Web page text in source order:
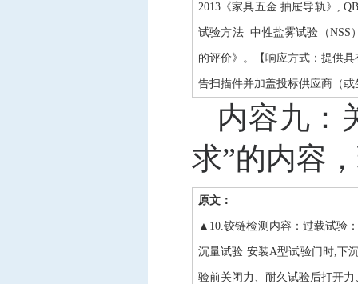
2013《家具五金 抽屉导轨》,
试验方法 中性盐雾试验（NSS
的评价》。【响应方式：提供
告扫描件并加盖投标供应商（
内容九：
求”的内容
原文：
▲10.铰链检测内容：过载试验
沉量试验 安装A型试验门时,下
验前关闭力、耐久试验后打开